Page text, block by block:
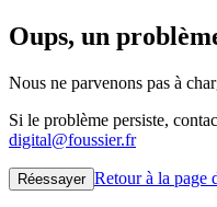
Oups, un
Nous ne parvenons pas à
Si le problème persiste,
digital@foussier.fr
Réessayer Retour à la page